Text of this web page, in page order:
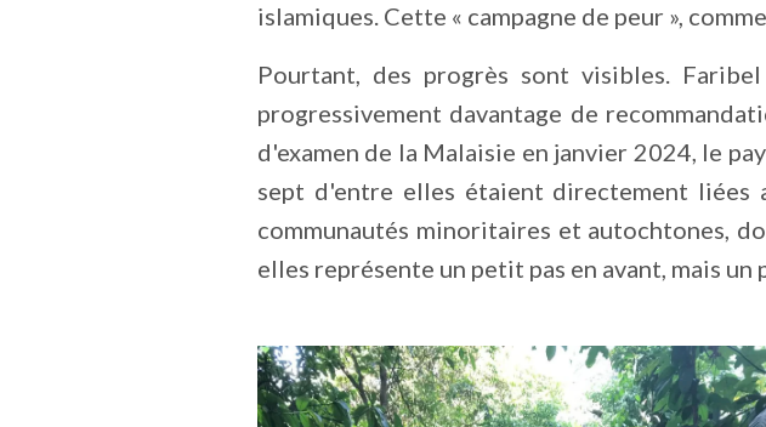
islamiques. Cette « campagne de peur »,
Pourtant, des progrès sont visibles.
progressivement davantage de
d'examen de la Malaisie en janvier 2024, le
sept d'entre elles étaient directement liées
communautés minoritaires et autochtones,
elles représente un petit pas en avant, mais un